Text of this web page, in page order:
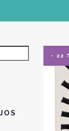
- 22